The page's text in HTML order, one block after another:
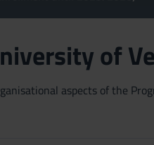
of
aspects of the